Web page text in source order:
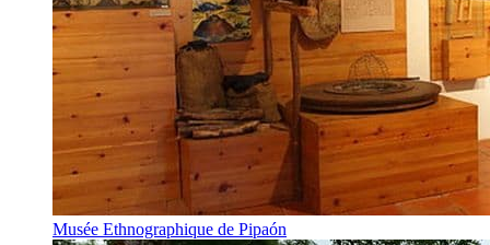
Musée Ethnographique de Pipaón